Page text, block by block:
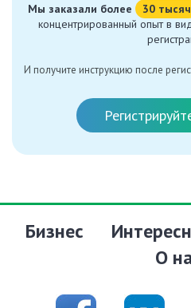
Мы заказали более 30 тысяч
концентрированный опыт в
И получите инструкцию после
Бизнес
О